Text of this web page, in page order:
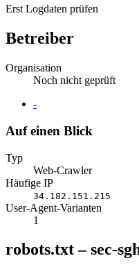
Erst Logdaten prüfen
Betreiber
Organisation
Noch nicht geprüft
Website
-
Auf einen Blick
Typ
Web-Crawler
Häufige IP
34.182.151.215
User-Agent-Varianten
1
robots.txt – sec-